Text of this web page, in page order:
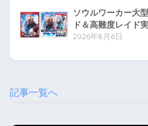
ソウルワーカー大
ド＆高難度レイド
2026年8月6日
記事一覧へ